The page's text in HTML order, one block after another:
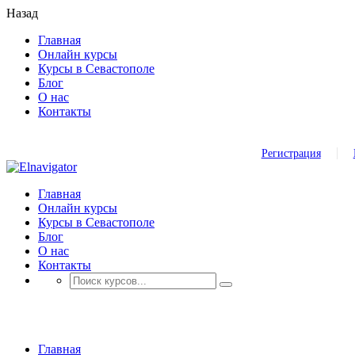
Назад
Главная
Онлайн курсы
Курсы в Севастополе
Блог
О нас
Контакты
Регистрация
Главная
Онлайн курсы
Курсы в Севастополе
Блог
О нас
Контакты
Главная